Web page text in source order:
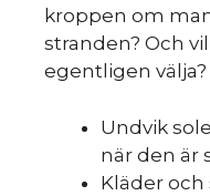
kroppen om
stranden? Och
egentligen
Undvik
när den är
Kläder